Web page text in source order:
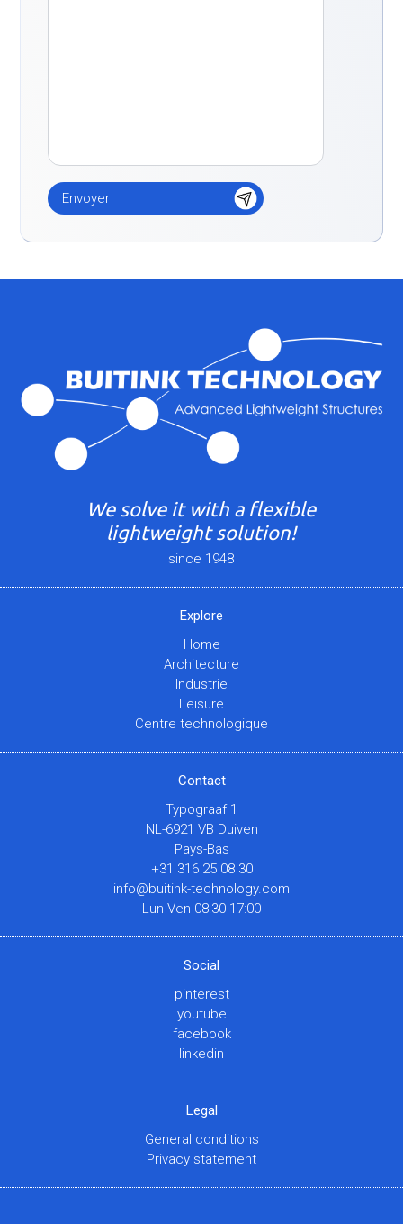
We solve it with a flexible
lightweight solution!
since 1948
Explore
Home
Architecture
Industrie
Leisure
Centre technologique
Contact
Typograaf 1
NL-6921 VB Duiven
Pays-Bas
+31 316 25 08 30
info@buitink-technology.com
Lun-Ven 08:30-17:00
Social
pinterest
youtube
facebook
linkedin
Legal
General conditions
Privacy statement